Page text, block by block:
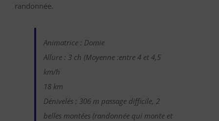
randonnée.
Animatrice : Domie
Allure : 3 ch (Moyenne :entre 4 et 4,5
km/h
18 km
Dénivelés : 306 m passage difficile, 2
belles montées (randonnée qui monte et